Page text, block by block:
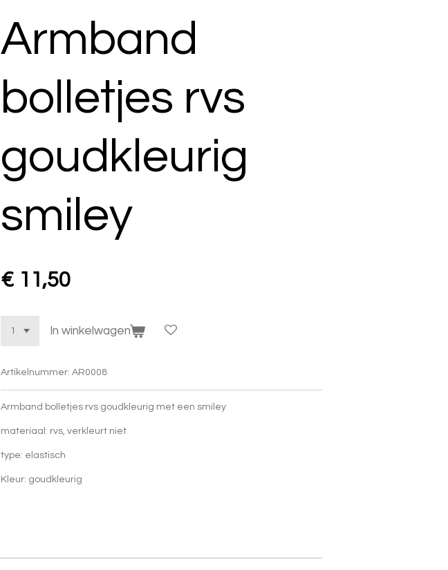
Armband
bolletjes rvs
goudkleurig
smiley
€ 11,50
In winkelwagen
Artikelnummer: AR0008
Armband bolletjes rvs goudkleurig met een smiley
materiaal: rvs, verkleurt niet
type: elastisch
Kleur: goudkleurig